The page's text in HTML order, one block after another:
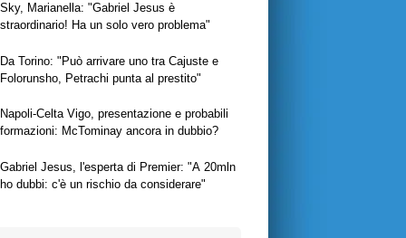
Sky, Marianella: "Gabriel Jesus è
straordinario! Ha un solo vero problema"
Da Torino: "Può arrivare uno tra Cajuste e
Folorunsho, Petrachi punta al prestito"
Napoli-Celta Vigo, presentazione e probabili
formazioni: McTominay ancora in dubbio?
Gabriel Jesus, l'esperta di Premier: "A 20mln
ho dubbi: c'è un rischio da considerare"